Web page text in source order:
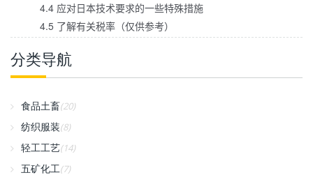
4.4 应对日本技术要求的一些特殊措施
4.5 了解有关税率（仅供参考）
分类导航
食品土畜(20)
纺织服装(8)
轻工工艺(14)
五矿化工(7)